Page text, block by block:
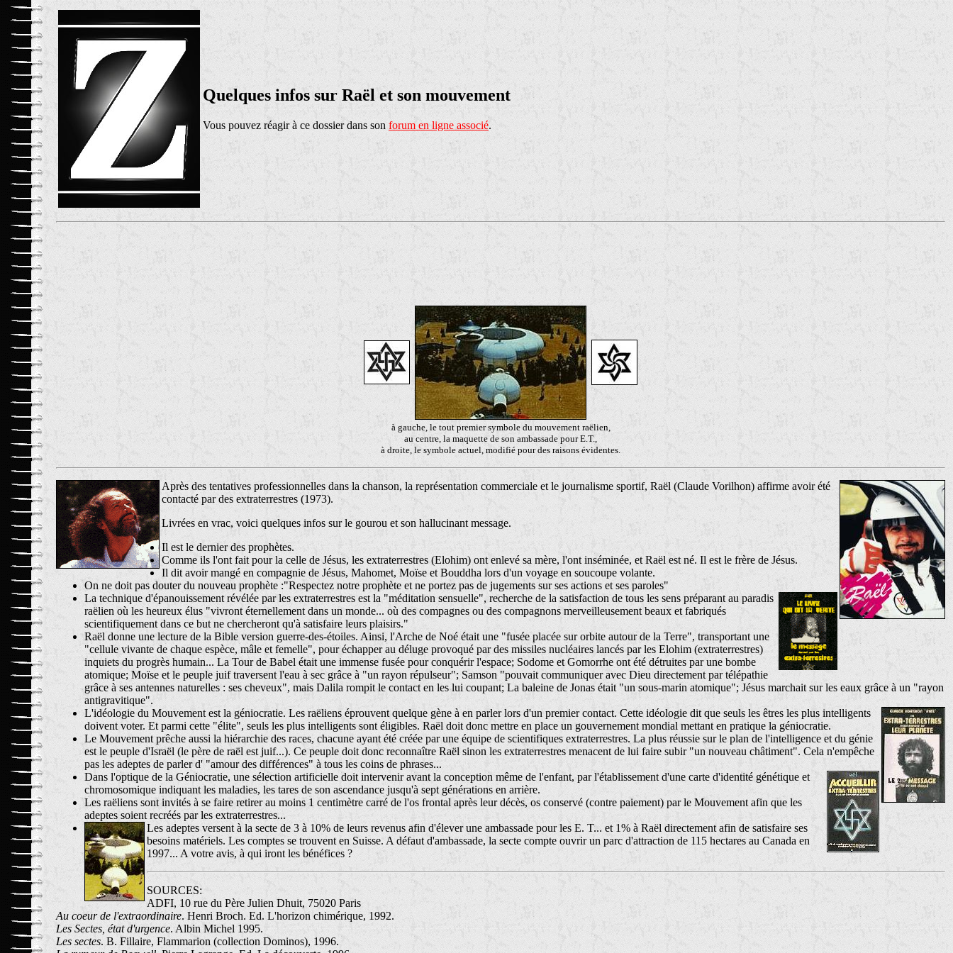
Quelques infos sur Raël et son mouvement
Vous pouvez réagir à ce dossier dans son forum en ligne associé.
à gauche, le tout premier symbole du mouvement raëlien,
au centre, la maquette de son ambassade pour E.T.,
à droite, le symbole actuel, modifié pour des raisons évidentes.
Après des tentatives professionnelles dans la chanson, la représentation commerciale et le journalisme sportif, Raël (Claude Vorilhon) affirme avoir été
contacté par des extraterrestres (1973).
Livrées en vrac, voici quelques infos sur le gourou et son hallucinant message.
Il est le dernier des prophètes.
Comme ils l'ont fait pour la celle de Jésus, les extraterrestres (Elohim) ont enlevé sa mère, l'ont inséminée, et Raël est né. Il est le frère de Jésus.
Il dit avoir mangé en compagnie de Jésus, Mahomet, Moïse et Bouddha lors d'un voyage en soucoupe volante.
On ne doit pas douter du nouveau prophète :"Respectez notre prophète et ne portez pas de jugements sur ses actions et ses paroles"
La technique d'épanouissement révélée par les extraterrestres est la "méditation sensuelle", recherche de la satisfaction de tous les sens préparant au paradis
raëlien où les heureux élus "vivront éternellement dans un monde... où des compagnes ou des compagnons merveilleusement beaux et fabriqués
scientifiquement dans ce but ne chercheront qu'à satisfaire leurs plaisirs."
Raël donne une lecture de la Bible version guerre-des-étoiles. Ainsi, l'Arche de Noé était une "fusée placée sur orbite autour de la Terre", transportant une
"cellule vivante de chaque espèce, mâle et femelle", pour échapper au déluge provoqué par des missiles nucléaires lancés par les Elohim (extraterrestres)
inquiets du progrès humain... La Tour de Babel était une immense fusée pour conquérir l'espace; Sodome et Gomorrhe ont été détruites par une bombe
atomique; Moïse et le peuple juif traversent l'eau à sec grâce à "un rayon répulseur"; Samson "pouvait communiquer avec Dieu directement par télépathie
grâce à ses antennes naturelles : ses cheveux", mais Dalila rompit le contact en les lui coupant; La baleine de Jonas était "un sous-marin atomique"; Jésus marchait sur les eaux grâce à un "rayon
antigravitique".
L'idéologie du Mouvement est la géniocratie. Les raëliens éprouvent quelque gène à en parler lors d'un premier contact. Cette idéologie dit que seuls les êtres les plus intelligents
doivent voter. Et parmi cette "élite", seuls les plus intelligents sont éligibles. Raël doit donc mettre en place un gouvernement mondial mettant en pratique la géniocratie.
Le Mouvement prêche aussi la hiérarchie des races, chacune ayant été créée par une équipe de scientifiques extraterrestres. La plus réussie sur le plan de l'intelligence et du génie
est le peuple d'Israël (le père de raël est juif...). Ce peuple doit donc reconnaître Raël sinon les extraterrestres menacent de lui faire subir "un nouveau châtiment". Cela n'empêche
pas les adeptes de parler d' "amour des différences" à tous les coins de phrases...
Dans l'optique de la Géniocratie, une sélection artificielle doit intervenir avant la conception même de l'enfant, par l'établissement d'une carte d'identité génétique et
chromosomique indiquant les maladies, les tares de son ascendance jusqu'à sept générations en arrière.
Les raëliens sont invités à se faire retirer au moins 1 centimètre carré de l'os frontal après leur décès, os conservé (contre paiement) par le Mouvement afin que les
adeptes soient recréés par les extraterrestres...
Les adeptes versent à la secte de 3 à 10% de leurs revenus afin d'élever une ambassade pour les E. T... et 1% à Raël directement afin de satisfaire ses
besoins matériels. Les comptes se trouvent en Suisse. A défaut d'ambassade, la secte compte ouvrir un parc d'attraction de 115 hectares au Canada en
1997... A votre avis, à qui iront les bénéfices ?
SOURCES:
ADFI, 10 rue du Père Julien Dhuit, 75020 Paris
Au coeur de l'extraordinaire. Henri Broch. Ed. L'horizon chimérique, 1992.
Les Sectes, état d'urgence. Albin Michel 1995.
Les sectes. B. Fillaire, Flammarion (collection Dominos), 1996.